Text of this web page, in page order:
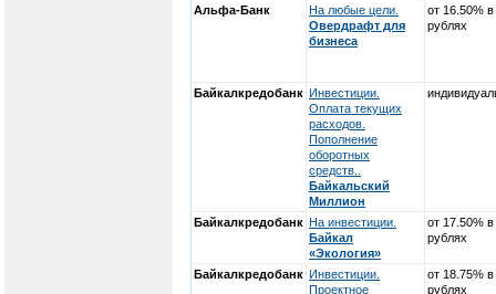
Альфа-Банк
На любые цели.
Овердрафт для
бизнеса
от 16.50% в
рублях
Байкалкредобанк Инвестиции.
Оплата текущих
расходов.
Пополнение
оборотных
средств..
Байкальский
Миллион
Байкалкредобанк На инвестиции.
Байкал
«Экология»
от 17.50% в
рублях
Байкалкредобанк Инвестиции.
Проектное
от 18.75% в
рублях